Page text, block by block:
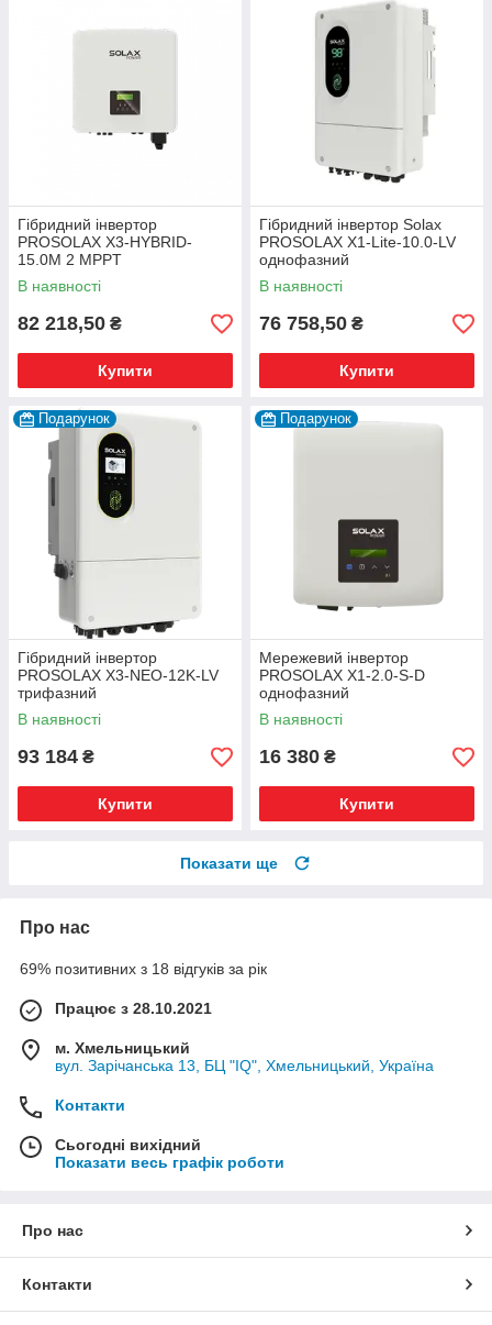
Гібридний інвертор
PROSOLAX X3-HYBRID-
15.0M 2 MPPT
В наявності
82 218,50 ₴
Купити
Гібридний інвертор Solax
PROSOLAX X1-Lite-10.0-LV
однофазний
В наявності
76 758,50 ₴
Купити
Подарунок
Гібридний інвертор
PROSOLAX X3-NEO-12K-LV
трифазний
В наявності
93 184 ₴
Купити
Подарунок
Мережевий інвертор
PROSOLAX X1-2.0-S-D
однофазний
В наявності
16 380 ₴
Купити
Показати ще
Про нас
69% позитивних з 18 відгуків за рік
Працює з 28.10.2021
м. Хмельницький
вул. Зарічанська 13, БЦ "IQ", Хмельницький, Україна
Контакти
Сьогодні вихідний
Показати весь графік роботи
Про нас
Контакти